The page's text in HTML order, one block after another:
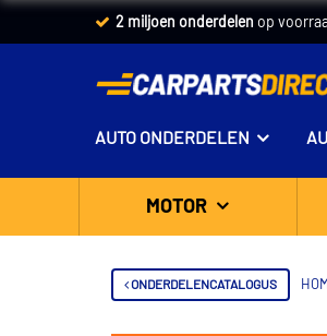
2 miljoen onderdelen op
AUTO ONDERDELEN
MOTOR
ONDERDELENCATALOGUS